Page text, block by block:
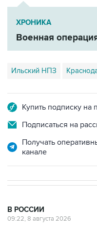
ХРОНИКА
Военная
Ильский НПЗ
Купить подписку
Подписаться на
Получать
канале
В РОССИИ
09:22, 8 августа 2026